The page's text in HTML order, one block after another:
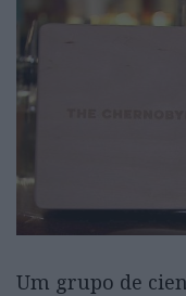
Um grupo de